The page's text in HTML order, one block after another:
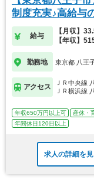
制度充実♪高給与
給与
【月収】
【年収】
勤務地 東京都 八王
アクセス
ＪＲ中央線
ＪＲ横浜線
年収650万円以上可 産休・
年間休日120日以上
求人の詳細を